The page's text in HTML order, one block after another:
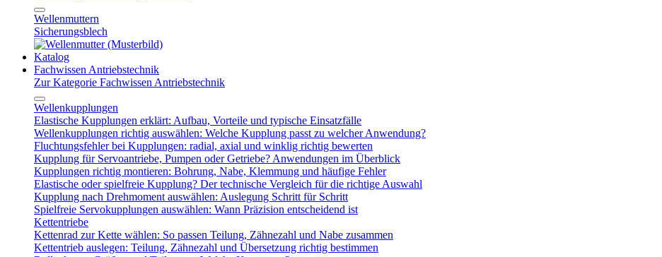
Wellenmuttern
Sicherungsblech
Katalog
Fachwissen Antriebstechnik
Zur Kategorie Fachwissen Antriebstechnik
Wellenkupplungen
Elastische Kupplungen erklärt: Aufbau, Vorteile und typische Einsatzfälle
Wellenkupplungen richtig auswählen: Welche Kupplung passt zu welcher Anwendung?
Fluchtungsfehler bei Kupplungen: radial, axial und winklig richtig bewerten
Kupplung für Servoantriebe, Pumpen oder Getriebe? Anwendungen im Überblick
Kupplungen richtig montieren: Bohrung, Nabe, Klemmung und häufige Fehler
Elastische oder spielfreie Kupplung? Der technische Vergleich für die richtige Auswahl
Kupplung nach Drehmoment auswählen: Auslegung Schritt für Schritt
Spielfreie Servokupplungen auswählen: Wann Präzision entscheidend ist
Kettentriebe
Kettenrad zur Kette wählen: So passen Teilung, Zähnezahl und Nabe zusammen
Kettentrieb auslegen: Teilung, Zähnezahl und Übersetzung richtig bestimmen